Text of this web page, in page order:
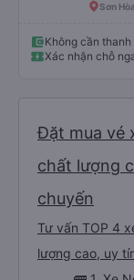
Sơn Hòa
Không cần
Xác nhận chỗ
Đặt mua vé
chất lượng
chuyến
Tư vấn TOP 4
lượng cao, uy